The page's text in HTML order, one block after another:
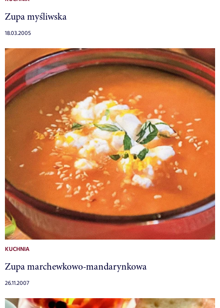
Zupa myśliwska
18.03.2005
KUCHNIA
Zupa marchewkowo-mandarynkowa
26.11.2007